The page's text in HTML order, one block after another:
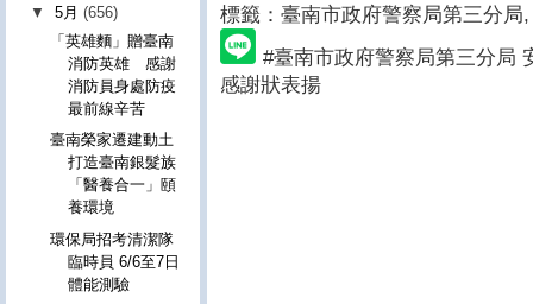
標籤：臺南市政府警察局第三分局,
#臺南市政府警察局第三分局
感謝狀表揚
▼5月(656)
「英雄麵」贈臺南
消防英雄 感謝
消防員身處防疫
最前線辛苦
臺南榮家遷建動土
打造臺南銀髮族
「醫養合一」頤
養環境
環保局招考清潔隊
臨時員 6/6至7日
體能測驗